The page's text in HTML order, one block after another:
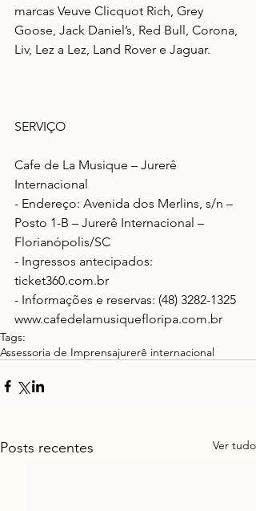
marcas Veuve Clicquot Rich, Grey
Goose, Jack Daniel’s, Red Bull, Corona,
Liv, Lez a Lez, Land Rover e Jaguar.
SERVIÇO
Cafe de La Musique – Jurerê
Internacional
- Endereço: Avenida dos Merlins, s/n –
Posto 1-B – Jurerê Internacional –
Florianópolis/SC
- Ingressos antecipados:
ticket360.com.br
- Informações e reservas: (48) 3282-1325
www.cafedelamusiquefloripa.com.br
Tags:
Assessoria de Imprensajurerê internacional
Posts recentes Ver tudo